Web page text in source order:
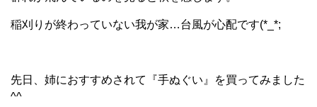
稲刈りが終わっていない我が家…台風が心配です(*_*;
先日、姉におすすめされて『手ぬぐい』を買ってみました
^^